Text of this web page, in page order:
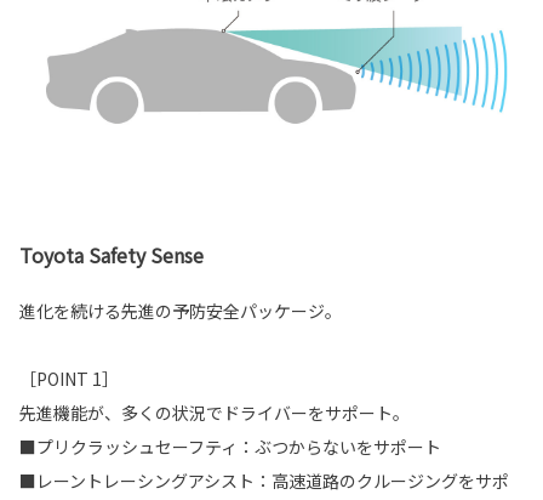
Toyota Safety Sense
進化を続ける先進の予防安全パッケージ。
［POINT 1］
先進機能が、多くの状況でドライバーをサポート。
■プリクラッシュセーフティ：ぶつからないをサポート
■レーントレーシングアシスト：高速道路のクルージングをサポ